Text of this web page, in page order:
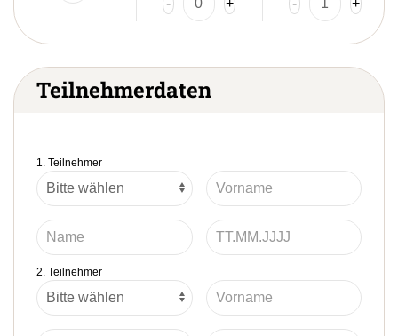
-
+
-
+
Teilnehmerdaten
1. Teilnehmer
2. Teilnehmer